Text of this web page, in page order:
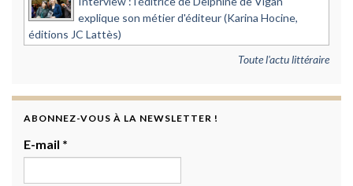
explique son métier d'éditeur (Karina Hocine,
éditions JC Lattès)
Toute l'actu littéraire
ABONNEZ-VOUS À LA NEWSLETTER !
E-mail *